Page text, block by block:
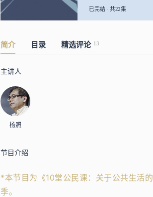
已完结 · 共22集
简介 目录 精选评论 13
主讲人
杨照
节目介绍
*本节目为《10堂公民课：关于公共生活
季。